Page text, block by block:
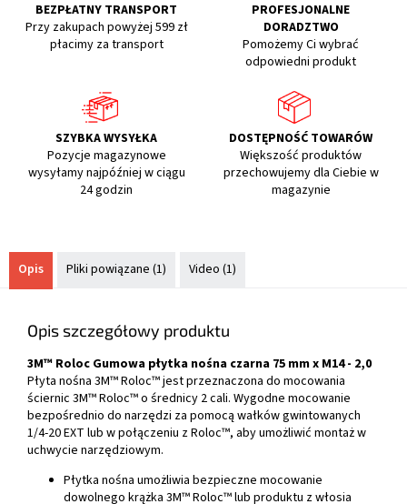
BEZPŁATNY TRANSPORT
Przy zakupach powyżej 599 zł
płacimy za transport
PROFESJONALNE
DORADZTWO
Pomożemy Ci wybrać
odpowiedni produkt
SZYBKA WYSYŁKA
Pozycje magazynowe
wysyłamy najpóźniej w ciągu
24 godzin
DOSTĘPNOŚĆ TOWARÓW
Większość produktów
przechowujemy dla Ciebie w
magazynie
Opis Pliki powiązane (1) Video (1)
Opis szczegółowy produktu
3M™ Roloc Gumowa płytka nośna czarna 75 mm x M14 - 2,0
Płyta nośna 3M™ Roloc™ jest przeznaczona do mocowania
ściernic 3M™ Roloc™ o średnicy 2 cali. Wygodne mocowanie
bezpośrednio do narzędzi za pomocą wałków gwintowanych
1/4-20 EXT lub w połączeniu z Roloc™, aby umożliwić montaż w
uchwycie narzędziowym.
Płytka nośna umożliwia bezpieczne mocowanie
dowolnego krążka 3M™ Roloc™ lub produktu z włosia